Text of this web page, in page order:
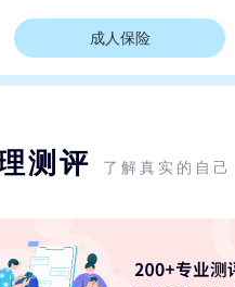
成人保险
测评 了解真实的自己